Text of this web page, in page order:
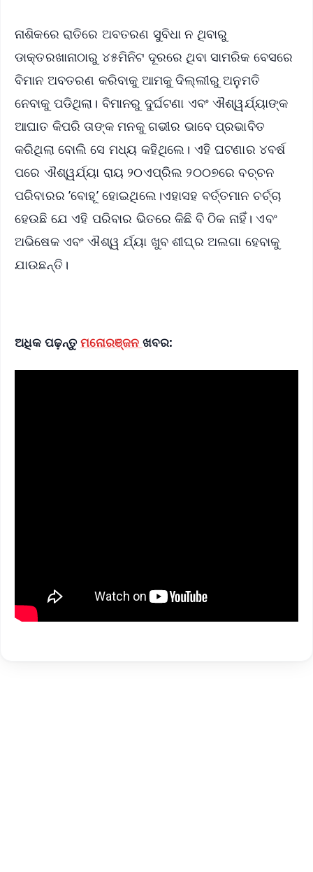
ନାଶିକରେ ରାତିରେ ଅବତରଣ ସୁବିଧା ନ ଥିବାରୁ
ଡାକ୍ତରଖାନାଠାରୁ ୪୫ମିନିଟ ଦୂରରେ ଥିବା ସାମରିକ ବେସରେ
ବିମାନ ଅବତରଣ କରିବାକୁ ଆମକୁ ଦିଲ୍ଲୀରୁ ଅନୁମତି
ନେବାକୁ ପଡିଥିଲା। ବିମାନରୁ ଦୁର୍ଘଟଣା ଏବଂ ଐଶ୍ୱର୍ଯ୍ୟାଙ୍କ
ଆଘାତ କିପରି ତାଙ୍କ ମନକୁ ଗଭୀର ଭାବେ ପ୍ରଭାବିତ
କରିଥିଲା ବୋଲି ସେ ମଧ୍ୟ କହିଥିଲେ। ଏହି ଘଟଣାର ୪ବର୍ଷ
ପରେ ଐଶ୍ୱର୍ଯ୍ୟା ରାୟ ୨୦ଏପ୍ରିଲ ୨୦୦୭ରେ ବଚ୍ଚନ
ପରିବାରର ’ବୋହୂ’ ହୋଇଥିଲେ।ଏହାସହ ବର୍ତ୍ତମାନ ଚର୍ଚ୍ଚା
ହେଉଛି ଯେ ଏହି ପରିବାର ଭିତରେ କିଛି ବି ଠିକ ନାହିଁ। ଏବଂ
ଅଭିଷେକ ଏବଂ ଐଶ୍ୱ ର୍ଯ୍ୟା ଖୁବ ଶୀଘ୍ର ଅଲଗା ହେବାକୁ
ଯାଉଛନ୍ତି।
ଅଧିକ ପଢ଼ନ୍ତୁ ମନୋରଞ୍ଜନ ଖବର: